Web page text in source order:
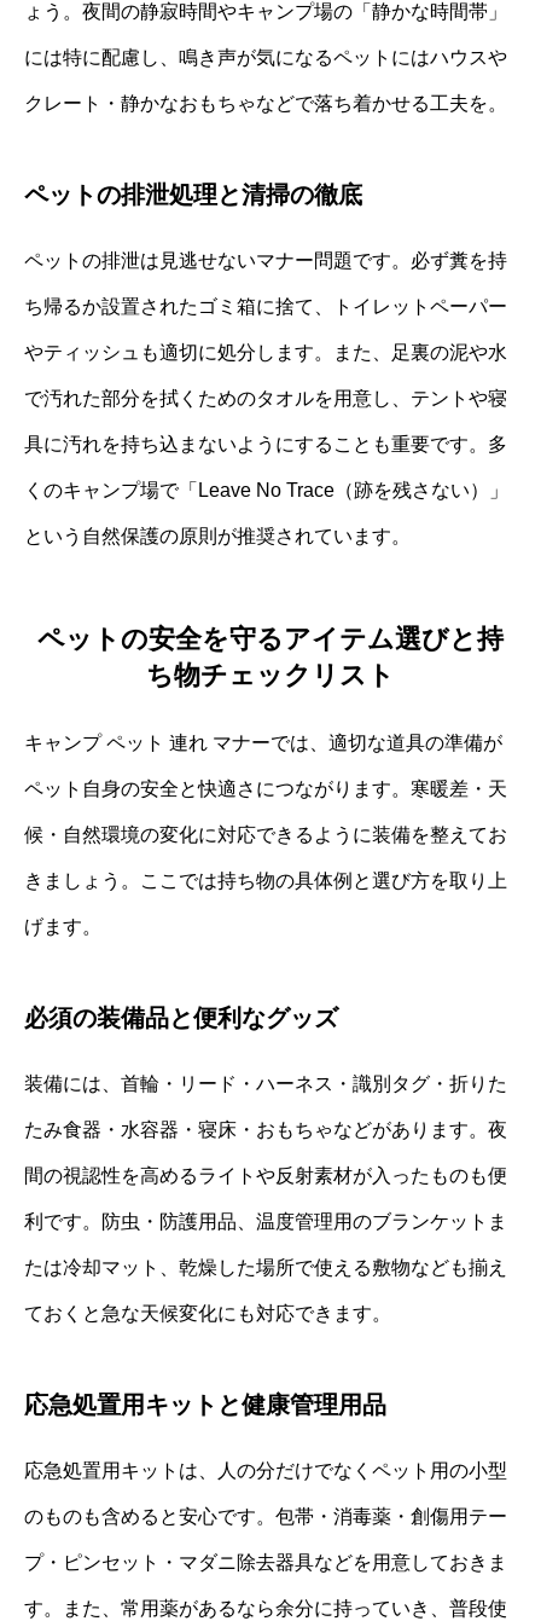
ょう。夜間の静寂時間やキャンプ場の「静かな時間帯」
には特に配慮し、鳴き声が気になるペットにはハウスや
クレート・静かなおもちゃなどで落ち着かせる工夫を。
ペットの排泄処理と清掃の徹底
ペットの排泄は見逃せないマナー問題です。必ず糞を持
ち帰るか設置されたゴミ箱に捨て、トイレットペーパー
やティッシュも適切に処分します。また、足裏の泥や水
で汚れた部分を拭くためのタオルを用意し、テントや寝
具に汚れを持ち込まないようにすることも重要です。多
くのキャンプ場で「Leave No Trace（跡を残さない）」
という自然保護の原則が推奨されています。
ペットの安全を守るアイテム選びと持
ち物チェックリスト
キャンプ ペット 連れ マナーでは、適切な道具の準備が
ペット自身の安全と快適さにつながります。寒暖差・天
候・自然環境の変化に対応できるように装備を整えてお
きましょう。ここでは持ち物の具体例と選び方を取り上
げます。
必須の装備品と便利なグッズ
装備には、首輪・リード・ハーネス・識別タグ・折りた
たみ食器・水容器・寝床・おもちゃなどがあります。夜
間の視認性を高めるライトや反射素材が入ったものも便
利です。防虫・防護用品、温度管理用のブランケットま
たは冷却マット、乾燥した場所で使える敷物なども揃え
ておくと急な天候変化にも対応できます。
応急処置用キットと健康管理用品
応急処置用キットは、人の分だけでなくペット用の小型
のものも含めると安心です。包帯・消毒薬・創傷用テー
プ・ピンセット・マダニ除去器具などを用意しておきま
す。また、常用薬があるなら余分に持っていき、普段使